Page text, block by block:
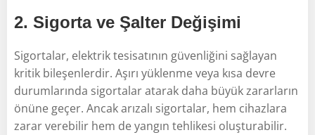
2. Sigorta ve Şalter Değişimi
Sigortalar, elektrik tesisatının güvenliğini sağlayan
kritik bileşenlerdir. Aşırı yüklenme veya kısa devre
durumlarında sigortalar atarak daha büyük zararların
önüne geçer. Ancak arızalı sigortalar, hem cihazlara
zarar verebilir hem de yangın tehlikesi oluşturabilir.